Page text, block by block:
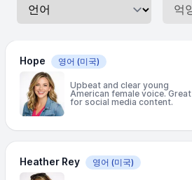
Hope 영어 (미국)
Upbeat and clear young
American female voice. Great
for social media content.
Heather Rey 영어 (미국)